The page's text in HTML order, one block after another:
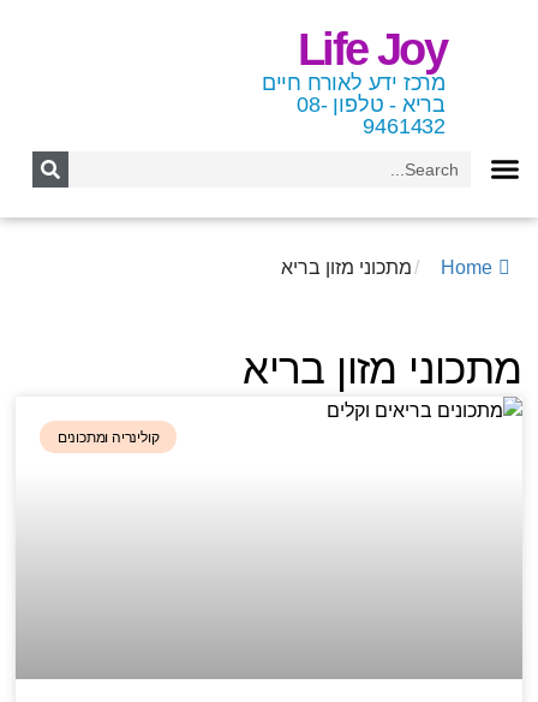
Life Joy
מרכז ידע לאורח חיים
בריא - טלפון 08-
9461432
Home
/מתכוני מזון בריא
מתכוני מזון בריא
קולינריה ומתכונים